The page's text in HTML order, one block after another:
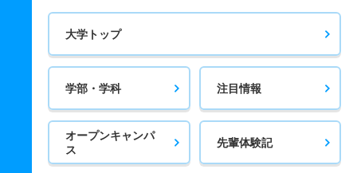
大学トップ
学部・学科 注目情報
オープンキャンパ
ス
先輩体験記